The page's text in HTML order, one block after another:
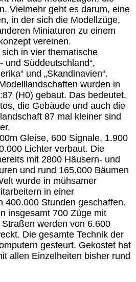
Vielmehr geht es darum, eine
in der sich die Modellzüge,
Miniaturen zu einem
vereinen.
in vier thematische
und Süddeutschland“,
und „Skandinavien“.
wurden in
(H0) gebaut. Das bedeutet,
die Gebäude und auch die
87 mal kleiner sind
Gleise, 600 Signale, 1.900
Lichter verbaut. Die
mit 2800 Häusern- und
und rund 165.000 Bäumen
wurde in mühsamer
in einer
400.000 Stunden geschaffen.
insgesamt 700 Züge mit
werden von 6.600
Die gesamte Technik der
gesteurt. Gekostet hat
allen Einzelheiten bisher rund